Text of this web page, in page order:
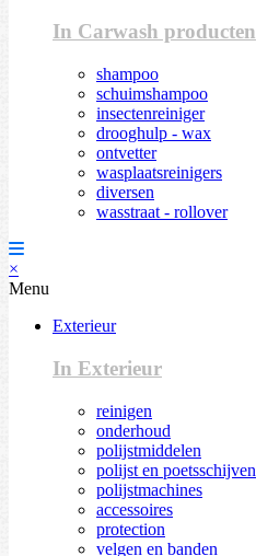
In Carwash producten
shampoo
schuimshampoo
insectenreiniger
drooghulp - wax
ontvetter
wasplaatsreinigers
diversen
wasstraat - rollover
×
Menu
Exterieur
In Exterieur
reinigen
onderhoud
polijstmiddelen
polijst en poetsschijven
polijstmachines
accessoires
protection
velgen en banden